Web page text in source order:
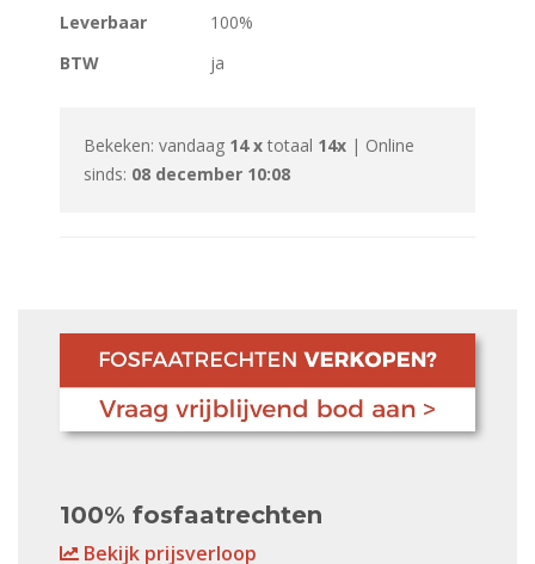
Leverbaar
100%
BTW
ja
Bekeken: vandaag 14 x totaal 14x | Online
sinds: 08 december 10:08
100% fosfaatrechten
Bekijk prijsverloop